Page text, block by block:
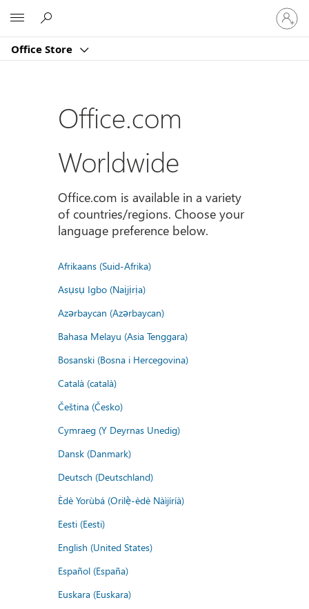
Office Store
Sign
in
to
account
Office.com
Worldwide
Office.com is available in a variety
of countries/regions. Choose your
language preference below.
Afrikaans (Suid-Afrika)
Asụsụ Igbo (Naịjịrịa)
Azərbaycan (Azərbaycan)
Bahasa Melayu (Asia Tenggara)
Bosanski (Bosna i Hercegovina)
Català (català)
Čeština (Česko)
Cymraeg (Y Deyrnas Unedig)
Dansk (Danmark)
Deutsch (Deutschland)
Èdè Yorùbá (Orilẹ̀-èdè Nàìjíríà)
Eesti (Eesti)
English (United States)
Español (España)
Euskara (Euskara)